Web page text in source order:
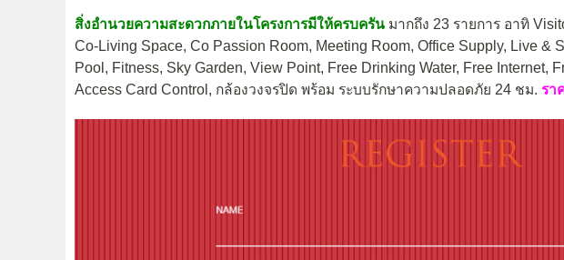
สิ่งอำนวยความสะดวกภายในโครงการมีให้ครบครัน มากถึง 23 รายการ อาทิ
Co-Living Space, Co Passion Room, Meeting Room, Office Supply, Live &
Pool, Fitness, Sky Garden, View Point, Free Drinking Water, Free Internet,
Access Card Control, กล้องวงจรปิด พร้อม ระบบรักษาความปลอดภัย 24 ชม. รา